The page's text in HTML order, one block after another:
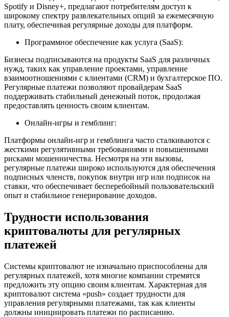
Spotify и Disney+, предлагают потребителям доступ к
широкому спектру развлекательных опций за ежемесячную
плату, обеспечивая регулярные доходы для платформ.
Программное обеспечение как услуга (SaaS):
Бизнесы подписываются на продукты SaaS для различных
нужд, таких как управление проектами, управление
взаимоотношениями с клиентами (CRM) и бухгалтерское ПО.
Регулярные платежи позволяют провайдерам SaaS
поддерживать стабильный денежный поток, продолжая
предоставлять ценность своим клиентам.
Онлайн-игры и гемблинг:
Платформы онлайн-игр и гемблинга часто сталкиваются с
жесткими регулятивными требованиями и повышенными
рисками мошенничества. Несмотря на эти вызовы,
регулярные платежи широко используются для обеспечения
подписных членств, покупок внутри игр или подписок на
ставки, что обеспечивает бесперебойный пользовательский
опыт и стабильное генерирование доходов.
Трудности использования
криптовалюты для регулярных
платежей
Системы криптовалют не изначально приспособлены для
регулярных платежей, хотя многие компании стремятся
предложить эту опцию своим клиентам. Характерная для
криптовалют система «push» создает трудности для
управления регулярными платежами, так как клиенты
должны инициировать платежи по расписанию.